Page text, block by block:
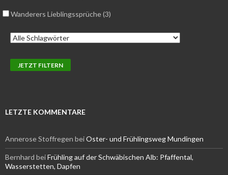
Wanderers Lieblingssprüche (3)
LETZTE KOMMENTARE
Annerose Stoffregen beiOster- und Frühlingsweg Mundingen
Bernhard beiFrühling auf der Schwäbischen Alb: Pfaffental,
Wasserstetten, Dapfen